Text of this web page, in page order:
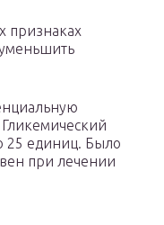
признаках
25 единиц. Было
при лечении